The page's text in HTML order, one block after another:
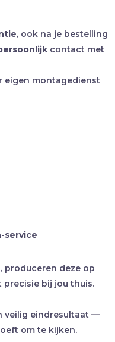
, ook na je bestelling
contact met
eigen montagedienst
service
produceren deze op
precisie bij jou thuis.
veilig eindresultaat —
om te kijken.